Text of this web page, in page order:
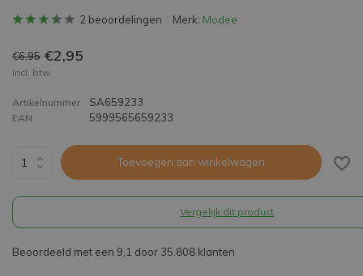
2 beoordelingen Merk: Modee
€6,95 €2,95
Incl. btw
Artikelnummer SA659233
EAN 5999565659233
Toevoegen aan winkelwagen
Vergelijk dit product
Beoordeeld met een 9,1 door 35.808 klanten